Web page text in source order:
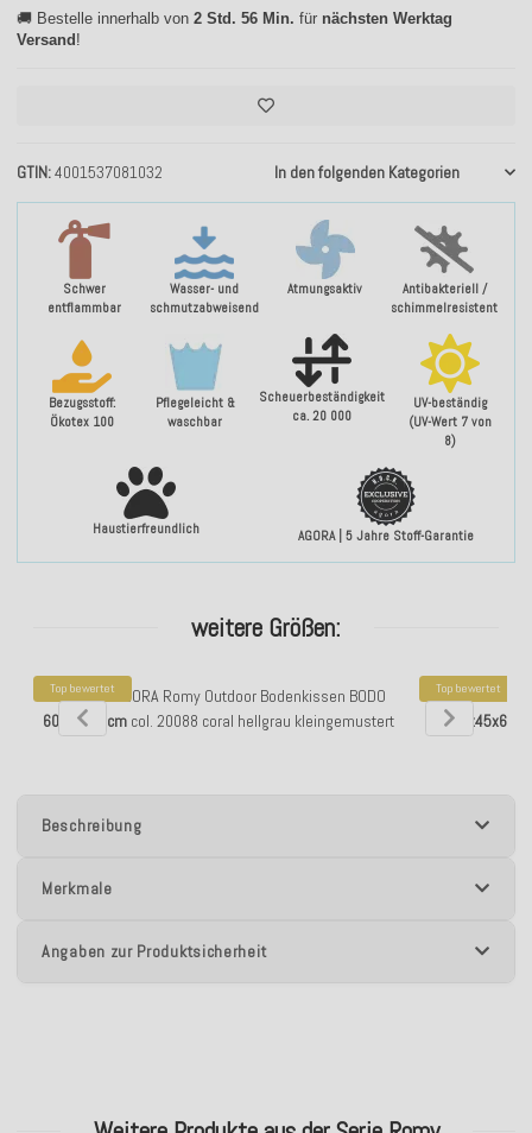
Schwer
entflammbar
Wasser- und
schmutzabweisend
Atmungsaktiv
Antibakteriell /
schimmelresistent
Bezugsstoff:
Ökotex 100
Pflegeleicht &
waschbar
Scheuerbeständigkeit
ca. 20 000
UV-beständig
(UV-Wert 7 von
8)
Haustierfreundlich AGORA | 5 Jahre Stoff-Garantie
GTIN 4001537081032 In den folgenden Kategorien
🚚 Bestelle innerhalb von 2 Std. 56 Min. für nächsten Werktag
Versand !
weitere Größen:
Top bewertet
H.O.C.K. - AGORA Romy Outdoor Bodenkissen BODO
60x60x10cmcol. 20088 coral hellgrau kleingemustert
Top bewertet
H.O.C.K. -
45x45x6cm
Beschreibung
Merkmale
Angaben zur Produktsicherheit